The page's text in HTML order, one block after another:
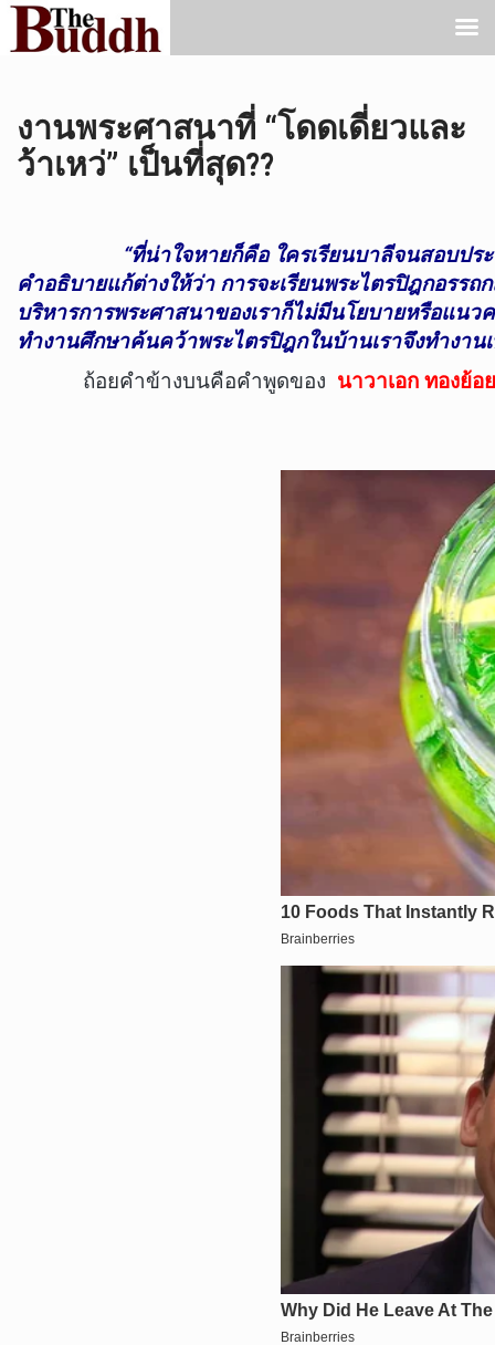
งานพระศาสนาที่ “โดดเดี่ยวและ
ว้าเหว่” เป็นที่สุด??
“ที่น่าใจหายก็คือ ใครเรียนบาลีจนสอบป
คำอธิบายแก้ต่างให้ว่า การจะเรียนพระไตรปิฎกอร
บริหารการพระศาสนาของเราก็ไม่มีนโยบายหรือแน
ทำงานศึกษาค้นคว้าพระไตรปิฎกในบ้านเราจึงทำงาน
ถ้อยคำข้างบนคือคำพูดของ นาวาเอก ทองย้